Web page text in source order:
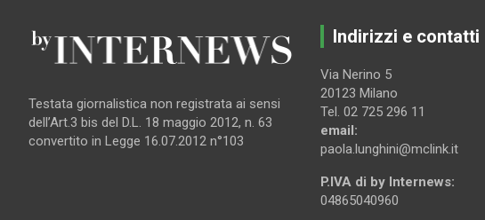
Testata giornalistica non registrata ai sensi
dell’Art.3 bis del D.L. 18 maggio 2012, n. 63
convertito in Legge 16.07.2012 n°103
Indirizzi e contatti
Via Nerino 5
20123 Milano
Tel. 02 725 296 11
email:
paola.lunghini@mclink.it
P.IVA di by Internews:
04865040960